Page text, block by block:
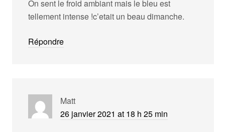
On sent le froid ambiant mais le bleu est
tellement intense !c’etait un beau dimanche.
Répondre
Matt
26 janvier 2021 at 18 h 25 min